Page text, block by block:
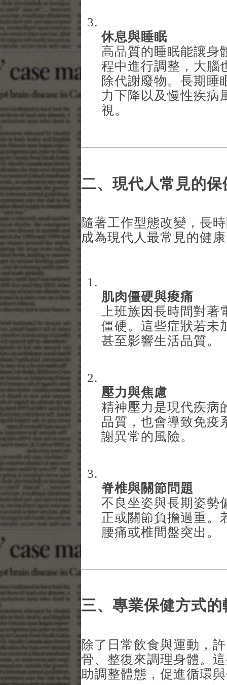
休息與睡眠
高品質的睡眠能讓身
程中進行調整，大腦
除代謝廢物。長期睡
力下降以及慢性疾病
視。
二、現代人常見的保
隨著工作型態改變，長
成為現代人最常見的健
肌肉僵硬與痠痛
上班族因長時間對
僵硬。這些症狀若未
甚至影響生活品質。
壓力與焦慮
精神壓力是現代疾病
品質，也會導致免疫
謝異常的風險。
脊椎與關節問題
不良坐姿與長期姿勢
正或關節負擔過重。
腰痛或椎間盤突出。
三、專業保健方式的
除了日常飲食與運動，
骨、整復來調理身體。
助調整體態，促進循環